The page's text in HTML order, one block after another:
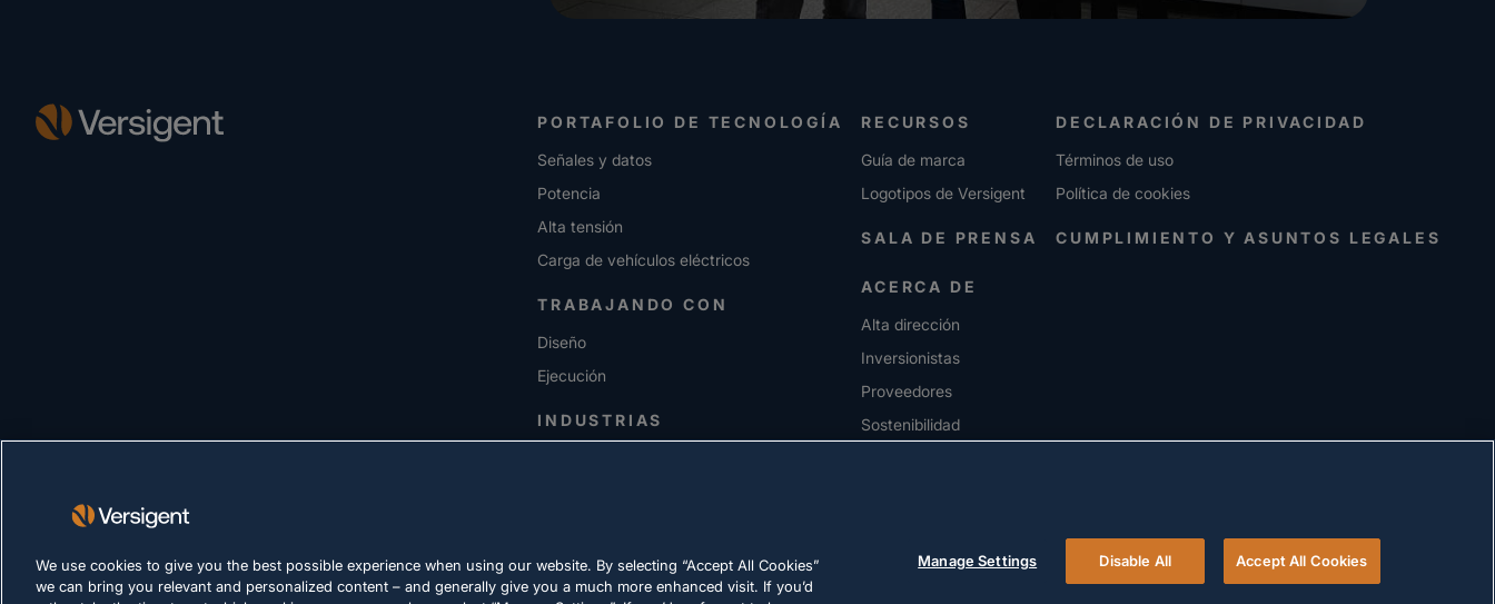
PORTAFOLIO DE TECNOLOGÍA
Señales y datos
Potencia
Alta tensión
Carga de vehículos eléctricos
TRABAJANDO CON
Diseño
Ejecución
INDUSTRIAS
RECURSOS
Guía de marca
Logotipos de Versigent
SALA DE PRENSA
ACERCA DE
Alta dirección
Inversionistas
Proveedores
Sostenibilidad
DECLARACIÓN DE PRIVACIDAD
Términos de uso
Política de cookies
CUMPLIMIENTO Y ASUNTOS LEGALES
© 2026 Versigent. All rights reserved
We use cookies to give you the best possible experience when using our website. By selecting “Accept All Cookies”
we can bring you relevant and personalized content – and generally give you a much more enhanced visit. If you’d
Manage Settings Disable All Accept All Cookies